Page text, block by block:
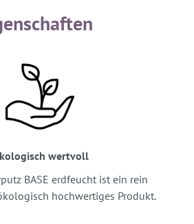
wertvoll
BASE erdfeucht ist ein rein
hochwertiges Produkt.